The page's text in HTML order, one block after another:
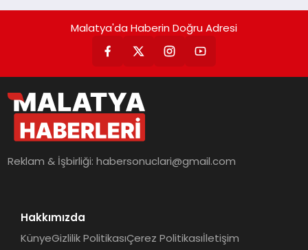
Malatya'da Haberin Doğru Adresi
Reklam & İşbirliği:habersonuclari@gmail.com
Hakkımızda
KünyeGizlilik PolitikasıÇerez Politikasıİletişim